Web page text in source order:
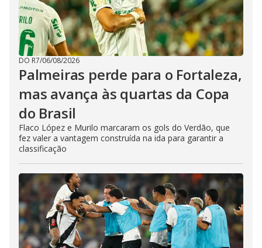
DO R7/06/08/2026
Palmeiras perde para o Fortaleza,
mas avança às quartas da Copa
do Brasil
Flaco López e Murilo marcaram os gols do Verdão, que
fez valer a vantagem construída na ida para garantir a
classificação